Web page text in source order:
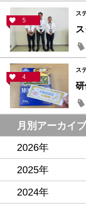
5
ス
4
ス
月別アーカイ
2026年
2025年
2024年